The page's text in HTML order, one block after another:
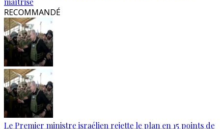
RECOMMANDÉ
Le Premier ministre israélien rejette le plan en 15 points de